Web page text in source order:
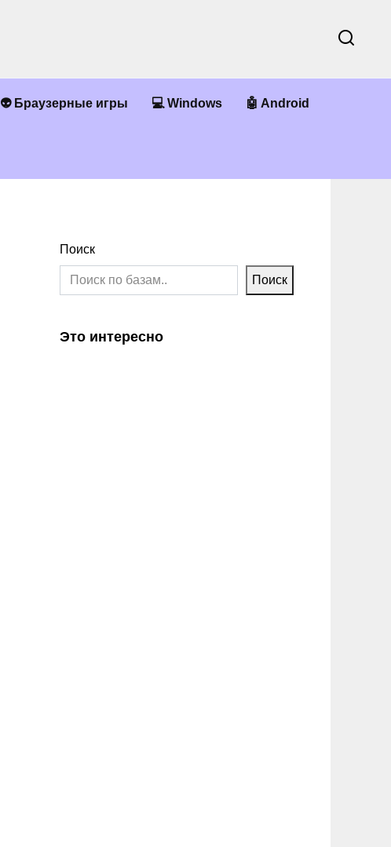
👽 Браузерные игры 💻 Windows 🤖 Android
Поиск
Поиск
Это интересно